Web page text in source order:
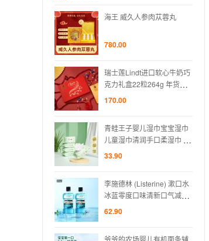
海王 威久人参肉苁蓉丸
780.00
瑞士莲Lindt进口软心牛奶巧
克力礼盒22粒264g 年货新
年节日送礼零食
170.00
青蛙王子婴儿湿巾宝宝湿巾
儿童湿巾清润手口柔湿巾 80
抽*5包
33.90
李施德林 (Listerine) 漱口水
冰蓝零度口味清新口气减少
细菌500mL*2支装
62.90
爷爷的农场婴儿有机面条辅